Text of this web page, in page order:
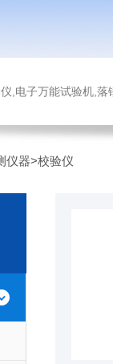
试验机,落锤冲击试验机,数显
仪器>校验仪